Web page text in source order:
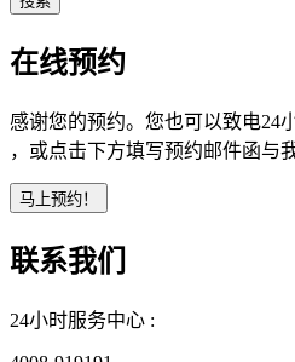
在线预约
感谢您的预约。您也可以致电24
，或点击下方填写预约邮件函与
联系我们
24小时服务中心 :